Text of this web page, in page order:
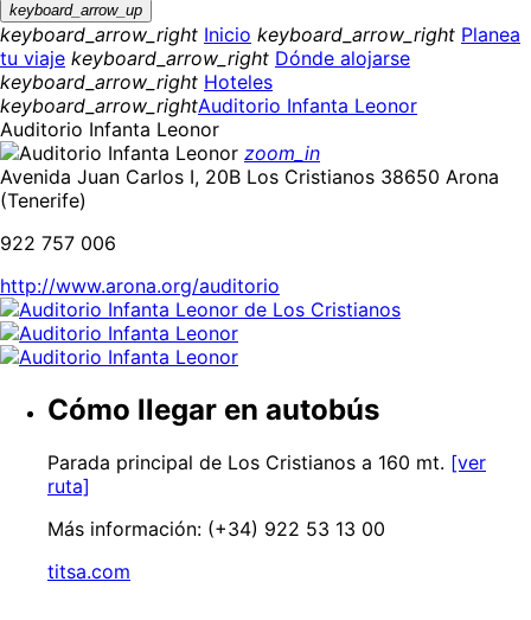
keyboard_arrow_up
keyboard_arrow_right Inicio keyboard_arrow_right Planea
tu viaje keyboard_arrow_right Dónde alojarse
keyboard_arrow_right Hoteles
keyboard_arrow_rightAuditorio Infanta Leonor
Auditorio Infanta Leonor
zoom_in
Avenida Juan Carlos I, 20B Los Cristianos 38650 Arona
(Tenerife)
922 757 006
http://www.arona.org/auditorio
Cómo llegar en autobús
Parada principal de Los Cristianos a 160 mt. [ver
ruta]
Más información: (+34) 922 53 13 00
titsa.com